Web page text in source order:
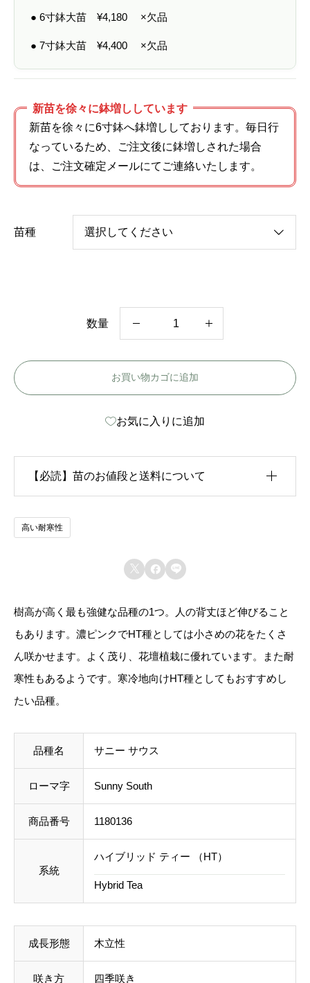
● 6寸鉢大苗 ¥4,180 ×欠品
● 7寸鉢大苗 ¥4,400 ×欠品
新苗を徐々に鉢増ししています
新苗を徐々に6寸鉢へ鉢増ししております。毎日行
なっているため、ご注文後に鉢増しされた場合
は、ご注文確定メールにてご連絡いたします。
苗種
数量
ー
ウ
y
お買い物カゴに追加
お気に入りに追加
【必読】苗のお値段と送料について
生育状況が各苗、また季節ごとに異なるため、苗のお
値段は「概算価格」
また、送料につきましては、苗の種類、生育形態、生
ト上では未記載となっております。
ご注文後にお送りする「ご注文確定メール」にて、送
料を含めて調整した金額をお知らせいたします。送料
等に不都合ございましたら、メール到着後にキャンセ
ォーム」よりご連絡をお願いいたします。
高い耐寒性
  
樹高が高く最も強健な品種の1つ。人の背丈ほど伸びること
もあります。濃ピンクでHT種としては小さめの花をたくさ
ん咲かせます。よく茂り、花壇植栽に優れています。また耐
寒性もあるようです。寒冷地向けHT種としてもおすすめし
たい品種。
品種名 サニー サウス
ローマ字 Sunny South
商品番号 1180136
系統
ハイブリッド ティー （HT）
Hybrid Tea
成長形態 木立性
咲き方 四季咲き